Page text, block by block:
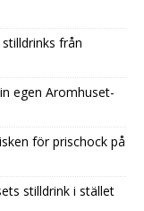
från
egen Aromhuset-
för prischock på
stilldrink i stället